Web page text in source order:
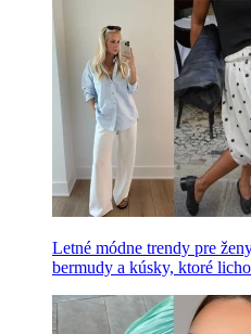
Letné módne trendy pre
bermudy a kúsky, ktoré